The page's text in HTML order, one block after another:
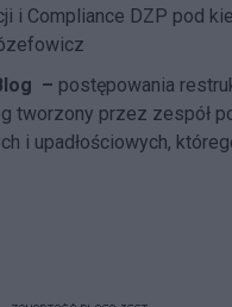
i Compliance DZP pod
– postępowania
tworzony przez zespół
i upadłościowych,